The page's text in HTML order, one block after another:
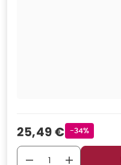
Verkaufspreis
25,49 € Rabattstempel
-34%